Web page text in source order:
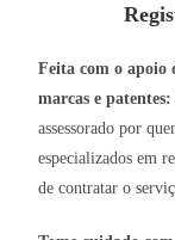
Feita com o apoio
marcas e patentes:
assessorado por
especializados em
de contratar o